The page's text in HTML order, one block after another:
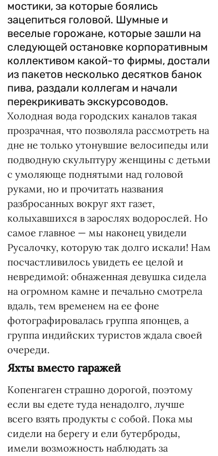
мостики, за которые боялись
зацепиться головой. Шумные и
веселые горожане, которые зашли на
следующей остановке корпоративным
коллективом какой-то фирмы, достали
из пакетов несколько десятков банок
пива, раздали коллегам и начали
перекрикивать экскурсоводов.
Холодная вода городских каналов такая
прозрачная, что позволяла рассмотреть на
дне не только утонувшие велосипеды или
подводную скульптуру женщины с детьми
с умоляюще поднятыми над головой
руками, но и прочитать названия
разбросанных вокруг яхт газет,
колыхавшихся в зарослях водорослей. Но
самое главное — мы наконец увидели
Русалочку, которую так долго искали! Нам
посчастливилось увидеть ее целой и
невредимой: обнаженная девушка сидела
на огромном камне и печально смотрела
вдаль, тем временем на ее фоне
фотографировалась группа японцев, а
группа индийских туристов ждала своей
очереди.
Яхты вместо гаражей
Копенгаген страшно дорогой, поэтому
если вы едете туда ненадолго, лучше
всего взять продукты с собой. Пока мы
сидели на берегу и ели бутерброды,
имели возможность наблюдать за